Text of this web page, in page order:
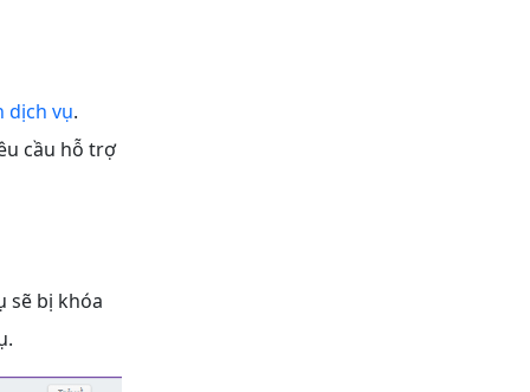
dịch vụ.
cầu hỗ trợ
sẽ bị khóa